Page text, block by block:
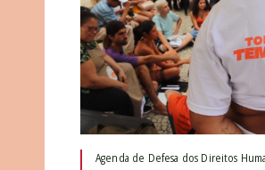
Agenda de Defesa dos Direitos